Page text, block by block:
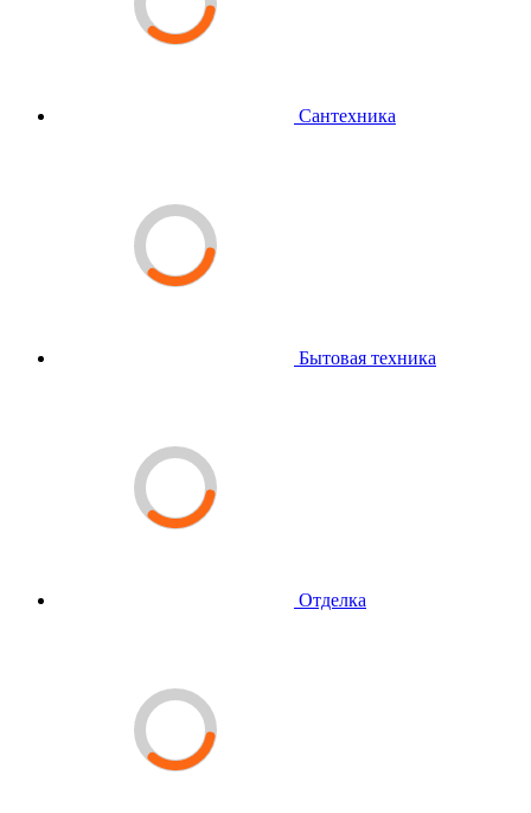
Сантехника
Бытовая техника
Отделка